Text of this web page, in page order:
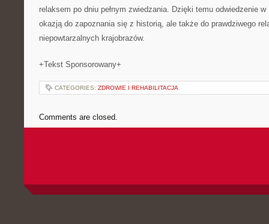
relaksem po dniu pełnym zwiedzania. Dzięki temu odwiedzenie
okazją do zapoznania się z historią, ale także do prawdziwego
niepowtarzalnych krajobrazów.
+Tekst Sponsorowany+
CATEGORIES: ZDROWIE I REHABILITACJA
Comments are closed.